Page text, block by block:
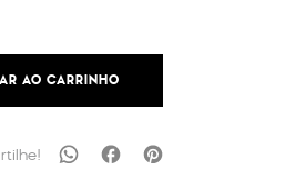
AO CARRINHO